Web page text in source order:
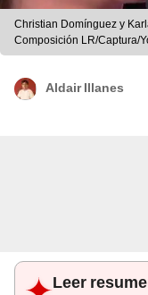
Christian Domínguez y
Composición LR/Captura/
Aldair Illanes
Leer